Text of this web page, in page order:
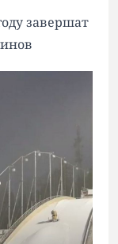
завершат